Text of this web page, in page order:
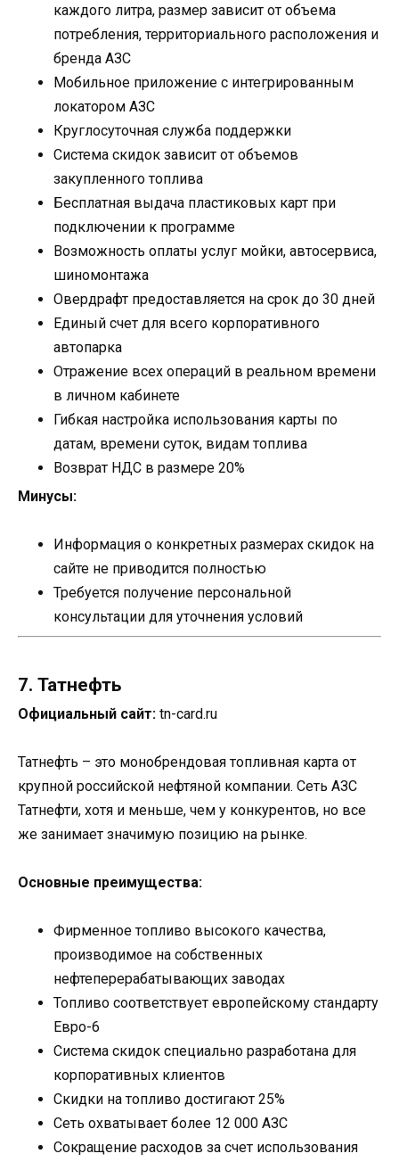
каждого литра, размер зависит от объема
потребления, территориального расположения и
бренда АЗС
Мобильное приложение с интегрированным
локатором АЗС
Круглосуточная служба поддержки
Система скидок зависит от объемов
закупленного топлива
Бесплатная выдача пластиковых карт при
подключении к программе
Возможность оплаты услуг мойки, автосервиса,
шиномонтажа
Овердрафт предоставляется на срок до 30 дней
Единый счет для всего корпоративного
автопарка
Отражение всех операций в реальном времени
в личном кабинете
Гибкая настройка использования карты по
датам, времени суток, видам топлива
Возврат НДС в размере 20%
Минусы:
Информация о конкретных размерах скидок на
сайте не приводится полностью
Требуется получение персональной
консультации для уточнения условий
7. Татнефть
Официальный сайт: tn-card.ru
Татнефть – это монобрендовая топливная карта от
крупной российской нефтяной компании. Сеть АЗС
Татнефти, хотя и меньше, чем у конкурентов, но все
же занимает значимую позицию на рынке.
Основные преимущества:
Фирменное топливо высокого качества,
производимое на собственных
нефтеперерабатывающих заводах
Топливо соответствует европейскому стандарту
Евро-6
Система скидок специально разработана для
корпоративных клиентов
Скидки на топливо достигают 25%
Сеть охватывает более 12 000 АЗС
Сокращение расходов за счет использования